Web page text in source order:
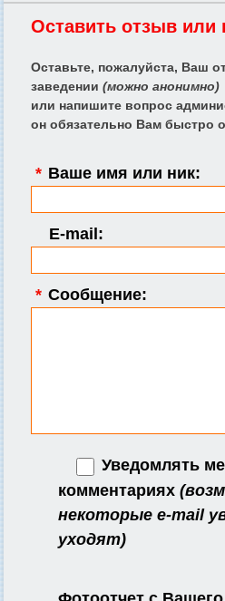
Оставить отзыв или
Оставьте, пожалуйста, Ваш
заведении (можно анонимно)
или напишите вопрос
он обязательно Вам быстро
* Ваше имя или ник:
E-mail:
* Сообщение:
Уведомлять
комментариях
некоторые e-mail
уходят)